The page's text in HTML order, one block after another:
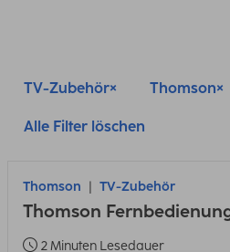
TV-Zubehör Thomson
Alle Filter löschen
Thomson TV-Zubehör
Thomson
2 Minuten Lesedauer